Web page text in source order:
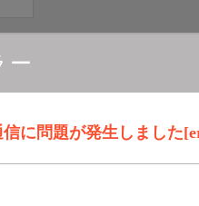
ー
信に問題が発生しました